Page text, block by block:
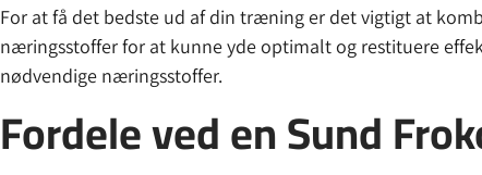
For at få det bedste ud af din træning er det vigtigt at
næringsstoffer for at kunne yde optimalt og restituere
nødvendige næringsstoffer.
Fordele ved en Sund